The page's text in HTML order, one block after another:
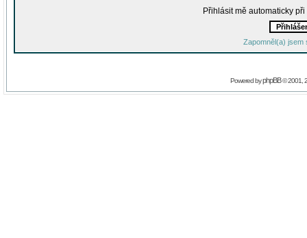
Přihlásit mě automaticky
Zapomněl(a) jsem
Powered byphpBB© 2001,